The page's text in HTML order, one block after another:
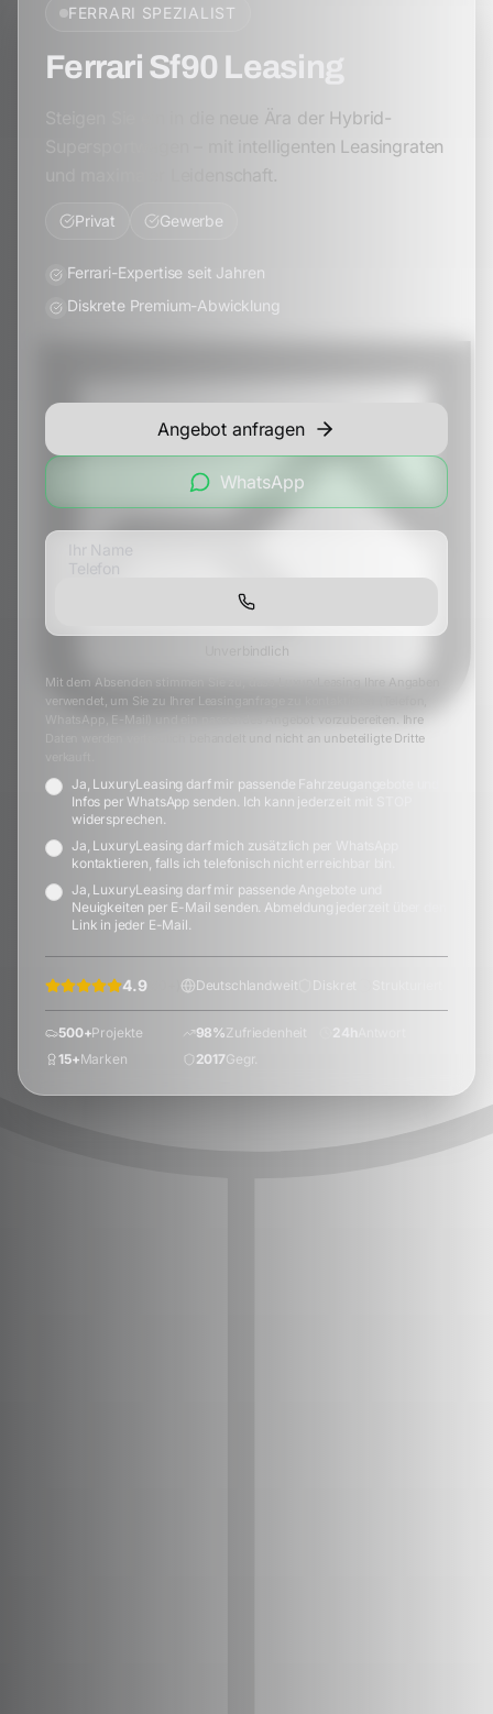
FERRARI SPEZIALIST
Ferrari Sf90 Leasing
Steigen Sie ein in die neue Ära der Hybrid-
Supersportwagen – mit intelligenten Leasingraten
und maximaler Leidenschaft.
Privat Gewerbe
Ferrari-Expertise seit Jahren
Diskrete Premium-Abwicklung
Angebot anfragen
WhatsApp
Unverbindlich
Mit dem Absenden stimmen Sie zu, dass LuxuryLeasing Ihre Angaben
verwendet, um Sie zu Ihrer Leasinganfrage zu kontaktieren (Telefon,
WhatsApp, E-Mail) und ein passendes Angebot vorzubereiten. Ihre
Daten werden vertraulich behandelt und nicht an unbeteiligte Dritte
Ja, LuxuryLeasing darf mir passende Fahrzeugangebote und
Infos per WhatsApp senden. Ich kann jederzeit mit STOP
widersprechen.
Ja, LuxuryLeasing darf mich zusätzlich per WhatsApp
kontaktieren, falls ich telefonisch nicht erreichbar bin.
Ja, LuxuryLeasing darf mir passende Angebote und
Neuigkeiten per E-Mail senden. Abmeldung jederzeit über den
Link in jeder E-Mail.
4.9( Deutschlandweit
500+Projekte 98% Zufriedenheit 24h
15+Marken 2017Gegr.